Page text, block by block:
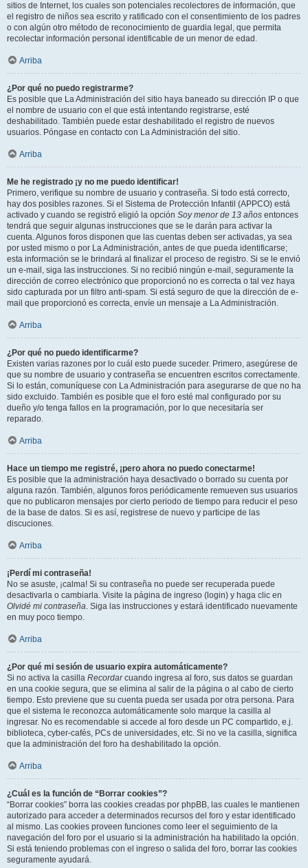
sitios de Internet, los cuales son potenciales recolectores de información, que
el registro de niños sea escrito y ratificado con el consentimiento de los padres
o con algún otro método de reconocimiento de guardia legal, que permita
recolectar información personal identificable de un menor de edad.
Arriba
¿Por qué no puedo registrarme?
Es posible que La Administración del sitio haya baneado su dirección IP o que
el nombre de usuario con el que está intentando registrarse, esté
deshabilitado. También puede estar deshabilitado el registro de nuevos
usuarios. Póngase en contacto con La Administración del sitio.
Arriba
Me he registrado ¡y no me puedo identificar!
Primero, verifique su nombre de usuario y contraseña. Si todo está correcto,
hay dos posibles razones. Si el Sistema de Protección Infantil (APPCO) está
activado y cuando se registró eligió la opción Soy menor de 13 años entonces
tendrá que seguir algunas instrucciones que se le darán para activar la
cuenta. Algunos foros disponen que las cuentas deben ser activadas, ya sea
por usted mismo o por La Administración, antes de que pueda identificarse;
esta información se le brindará al finalizar el proceso de registro. Si se le envió
un e-mail, siga las instrucciones. Si no recibió ningún e-mail, seguramente la
dirección de correo electrónico que proporcionó no es correcta o tal vez haya
sido capturada por un filtro anti-spam. Si está seguro de que la dirección de e-
mail que proporcionó es correcta, envíe un mensaje a La Administración.
Arriba
¿Por qué no puedo identificarme?
Existen varias razones por lo cuál esto puede suceder. Primero, asegúrese de
que su nombre de usuario y contraseña se encuentren escritos correctamente.
Si lo están, comuníquese con La Administración para asegurarse de que no ha
sido excluido. También es posible que el foro esté mal configurado por su
dueño y/o tenga fallos en la programación, por lo que necesitaría ser
reparado.
Arriba
Hace un tiempo me registré, ¡pero ahora no puedo conectarme!
Es posible que la administración haya desactivado o borrado su cuenta por
alguna razón. También, algunos foros periódicamente remueven sus usuarios
que no publicaron mensajes por cierto periodo de tiempo para reducir el peso
de la base de datos. Si es así, registrese de nuevo y participe de las
discuciones.
Arriba
¡Perdí mi contraseña!
No se asuste, ¡calma! Si su contraseña no puede ser recuperada puede
desactivarla o cambiarla. Visite la página de ingreso (login) y haga clic en
Olvidé mi contraseña. Siga las instrucciones y estará identificado nuevamente
en muy poco tiempo.
Arriba
¿Por qué mi sesión de usuario expira automáticamente?
Si no activa la casilla Recordarcuando ingresa al foro, sus datos se guardan
en una cookie segura, que se elimina al salir de la página o al cabo de cierto
tiempo. Esto previene que su cuenta pueda ser usada por otra persona. Para
que el sistema le reconozca automáticamente solo marque la casilla al
ingresar. No es recomendable si accede al foro desde un PC compartido, e.j.
biblioteca, cyber-cafés, PCs de universidades, etc. Si no ve la casilla, significa
que la administración del foro ha deshabilitado la opción.
Arriba
¿Cuál es la función de “Borrar cookies”?
“Borrar cookies” borra las cookies creadas por phpBB, las cuales le mantienen
autorizado para acceder a determinados recursos del foro y estar identificado
al mismo. Las cookies proveen funciones como leer el seguimiento de la
navegación del foro por el usuario si la administración ha habilitado la opción.
Si está teniendo problemas con el ingreso o salida del foro, borrar las cookies
seguramente ayudará.